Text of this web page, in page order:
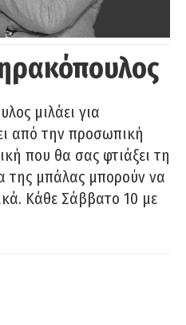
μιλάει για
από την προσωπική
που θα σας φτιάξει τη
της μπάλας μπορούν να
Κάθε Σάββατο 10 με